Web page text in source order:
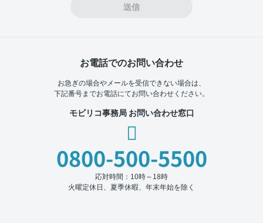
送信
お電話でのお問い合わせ
お急ぎの場合やメールを受信できない場合は、
下記番号までお電話にてお問い合わせください。
モビリコ事務局 お問い合わせ窓口
0800-500-5500
応対時間：10時～18時
火曜定休日、夏季休暇、年末年始を除く